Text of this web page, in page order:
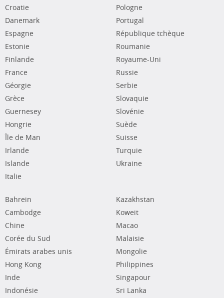
Croatie
Danemark
Espagne
Estonie
Finlande
France
Géorgie
Grèce
Guernesey
Hongrie
Île de Man
Irlande
Islande
Italie
Pologne
Portugal
République tchèque
Roumanie
Royaume-Uni
Russie
Serbie
Slovaquie
Slovénie
Suède
Suisse
Turquie
Ukraine
Bahrein
Cambodge
Chine
Corée du Sud
Émirats arabes unis
Hong Kong
Inde
Indonésie
Kazakhstan
Koweit
Macao
Malaisie
Mongolie
Philippines
Singapour
Sri Lanka